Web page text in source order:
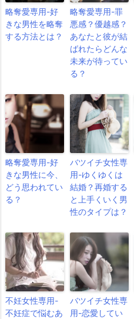
略奪愛専用-好
きな男性を略奪
する方法とは？
略奪愛専用-罪
悪感？優越感？
あなたと彼が結
ばれたらどんな
未来が待ってい
る？
略奪愛専用-好
きな男性に今、
どう思われてい
る？
バツイチ女性専
用-ゆくゆくは
結婚？再婚する
と上手くいく男
性のタイプは？
不妊女性専用-
不妊症で悩むあ
バツイチ女性専
用-恋愛してい